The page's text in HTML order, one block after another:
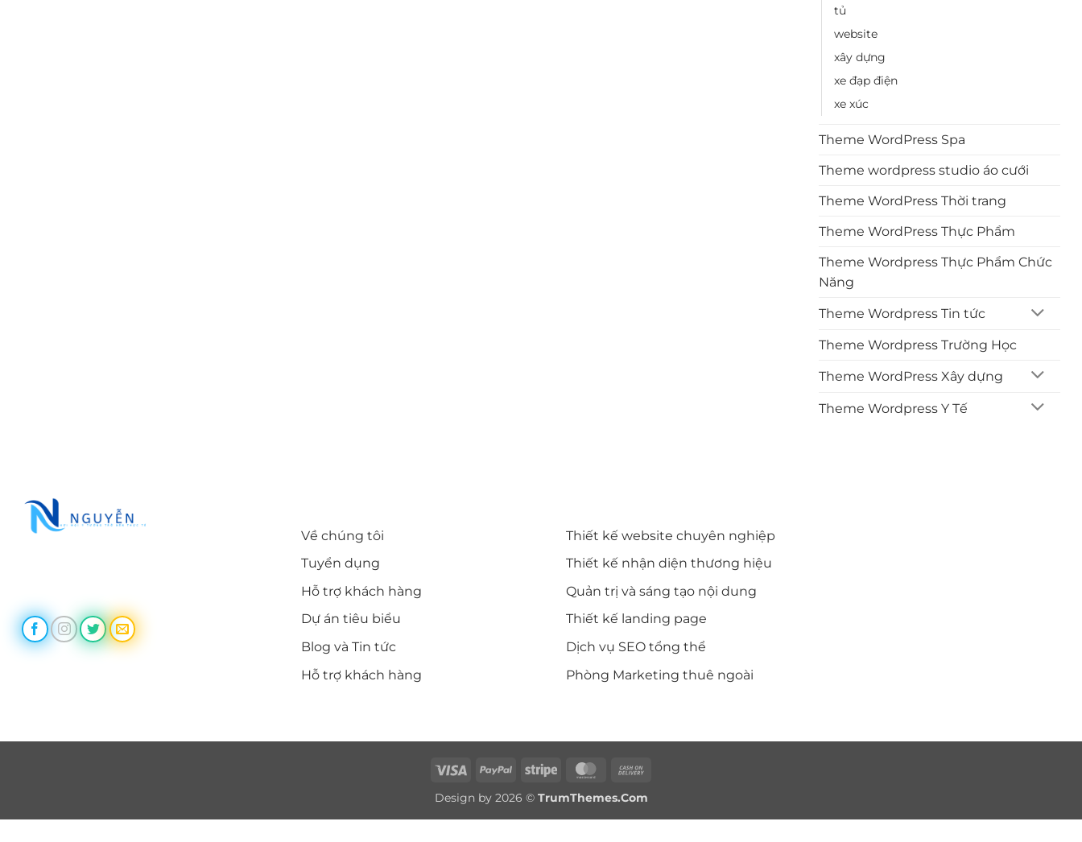
tủ
website
xây dựng
xe đạp điện
xe xúc
Theme WordPress Spa
Theme wordpress studio áo cưới
Theme WordPress Thời trang
Theme WordPress Thực Phẩm
Theme Wordpress Thực Phẩm Chức
Năng
Theme Wordpress Tin tức
Theme Wordpress Trường Học
Theme WordPress Xây dựng
Theme Wordpress Y Tế
Về chúng tôi
Tuyển dụng
Hỗ trợ khách hàng
Dự án tiêu biểu
Blog và Tin tức
Hỗ trợ khách hàng
Thiết kế website chuyên nghiệp
Thiết kế nhận diện thương hiệu
Quản trị và sáng tạo nội dung
Thiết kế landing page
Dịch vụ SEO tổng thể
Phòng Marketing thuê ngoài
Visa PayPal Stripe MasterCard
Delivery
Design by 2026 © TrumThemes.Com